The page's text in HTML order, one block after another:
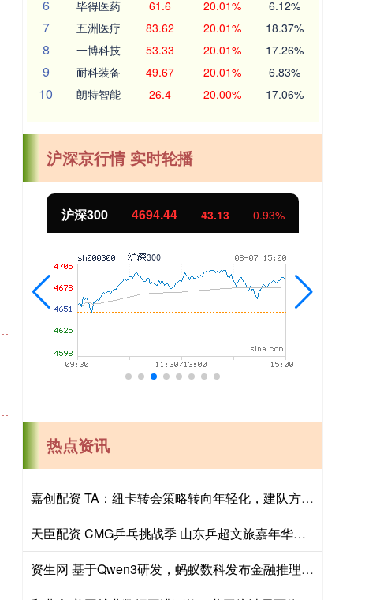
6 毕得医药 61.6 20.01% 6.12%
7 五洲医疗 83.62 20.01% 18.37%
8 一博科技 53.33 20.01% 17.26%
9 耐科装备 49.67 20.01% 6.83%
10 朗特智能 26.4 20.00% 17.06%
沪深京行情 实时轮播
沪深300 4694.44 43.13 0.93%
热点资讯
嘉创配资 TA：纽卡转会策略转向年轻化，建队方向发生转变
天臣配资 CMG乒乓挑战季 山东乒超文旅嘉年华青岛站火热启幕
资生网 基于Qwen3研发，蚂蚁数科发布金融推理大模型Agentar-Fin-R1_专业性_银行_应用